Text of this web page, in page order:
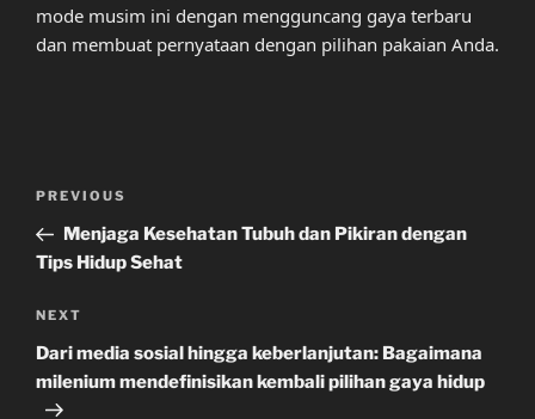
mode musim ini dengan mengguncang gaya terbaru
dan membuat pernyataan dengan pilihan pakaian Anda.
Previous
Post
PREVIOUS
Menjaga Kesehatan Tubuh dan Pikiran dengan
Tips Hidup Sehat
Next
Post
NEXT
Dari media sosial hingga keberlanjutan: Bagaimana
milenium mendefinisikan kembali pilihan gaya hidup